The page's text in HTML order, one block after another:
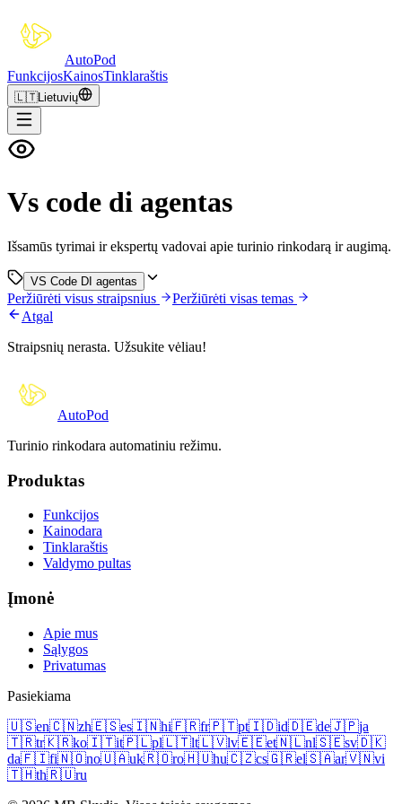
AutoPod
FunkcijosKainosTinklaraštis
🇱🇹Lietuvių
Vs code di agentas
Išsamūs tyrimai ir ekspertų vadovai apie turinio rinkodarą ir augimą.
VS Code DI agentas
Peržiūrėti visus straipsnius
Peržiūrėti visas temas
Atgal
Straipsnių nerasta. Užsukite vėliau!
AutoPod
Turinio rinkodara automatiniu režimu.
Produktas
Funkcijos
Kainodara
Tinklaraštis
Valdymo pultas
Įmonė
Apie mus
Sąlygos
Privatumas
Pasiekiama
🇺🇸en🇨🇳zh🇪🇸es🇮🇳hi🇫🇷fr🇵🇹pt🇮🇩id🇩🇪de🇯🇵ja
🇹🇷tr🇰🇷ko🇮🇹it🇵🇱pl🇱🇹lt🇱🇻lv🇪🇪et🇳🇱nl🇸🇪sv🇩🇰
da🇫🇮fi🇳🇴no🇺🇦uk🇷🇴ro🇭🇺hu🇨🇿cs🇬🇷el🇸🇦ar🇻🇳vi
🇹🇭th🇷🇺ru